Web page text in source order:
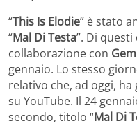
“This Is Elodie” è stato
“Mal Di Testa”. Di
collaborazione con
gennaio. Lo stesso
relativo che, ad oggi,
su YouTube. Il 24
secondo, titolo “Mal Di